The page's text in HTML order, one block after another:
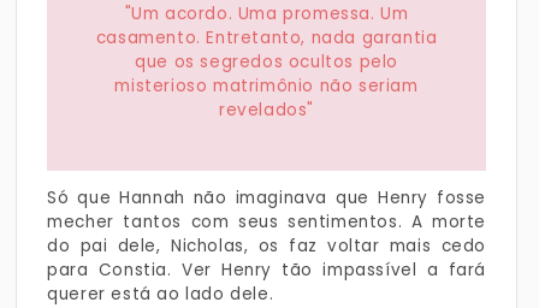
"Um acordo. Uma promessa. Um
casamento. Entretanto, nada garantia
que os segredos ocultos pelo
misterioso matrimônio não seriam
revelados"
Só que Hannah não imaginava que Henry fosse
mecher tantos com seus sentimentos. A morte
do pai dele, Nicholas, os faz voltar mais cedo
para Constia. Ver Henry tão impassível a fará
querer está ao lado dele.